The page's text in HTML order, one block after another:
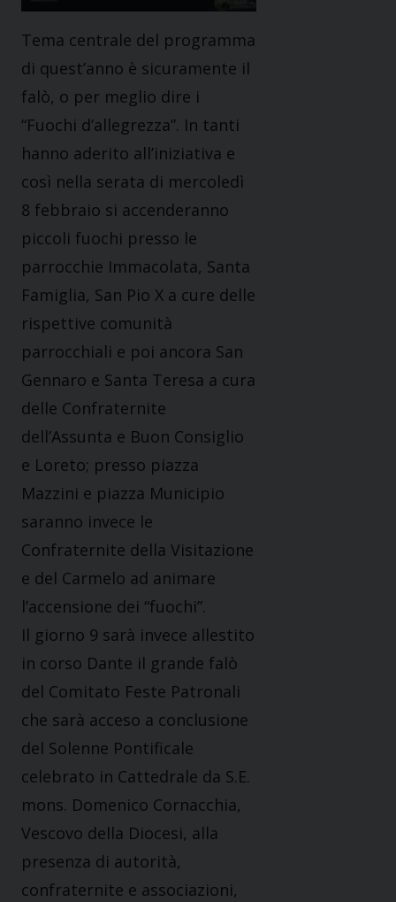
Tema centrale del programma
di quest’anno è sicuramente il
falò, o per meglio dire i
“Fuochi d’allegrezza”. In tanti
hanno aderito all’iniziativa e
così nella serata di mercoledì
8 febbraio si accenderanno
piccoli fuochi presso le
parrocchie Immacolata, Santa
Famiglia, San Pio X a cure delle
rispettive comunità
parrocchiali e poi ancora San
Gennaro e Santa Teresa a cura
delle Confraternite
dell’Assunta e Buon Consiglio
e Loreto; presso piazza
Mazzini e piazza Municipio
saranno invece le
Confraternite della Visitazione
e del Carmelo ad animare
l’accensione dei “fuochi”.
Il giorno 9 sarà invece allestito
in corso Dante il grande falò
del Comitato Feste Patronali
che sarà acceso a conclusione
del Solenne Pontificale
celebrato in Cattedrale da S.E.
mons. Domenico Cornacchia,
Vescovo della Diocesi, alla
presenza di autorità,
confraternite e associazioni,